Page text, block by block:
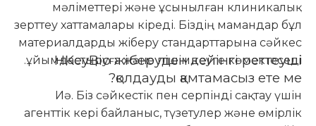
мәліметтері және ұсынылған клиникалық
зерттеу хаттамалары кіреді. Біздің мамандар бұл
материалдарды жіберу стандарттарына сәйкес
ұйымдастыруға және пішімдеуге көмектеседі.
HKeyBio жіберуден кейінгі реттеуші
қолдауды қамтамасыз ете ме?
Иә. Біз сәйкестік пен серпінді сақтау үшін
агенттік кері байланыс, түзетулер және өмірлік